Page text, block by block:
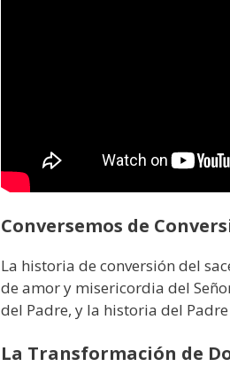
Conversemos de
La historia de conversión del
de amor y misericordia del
del Padre, y la historia del
La Transformación de